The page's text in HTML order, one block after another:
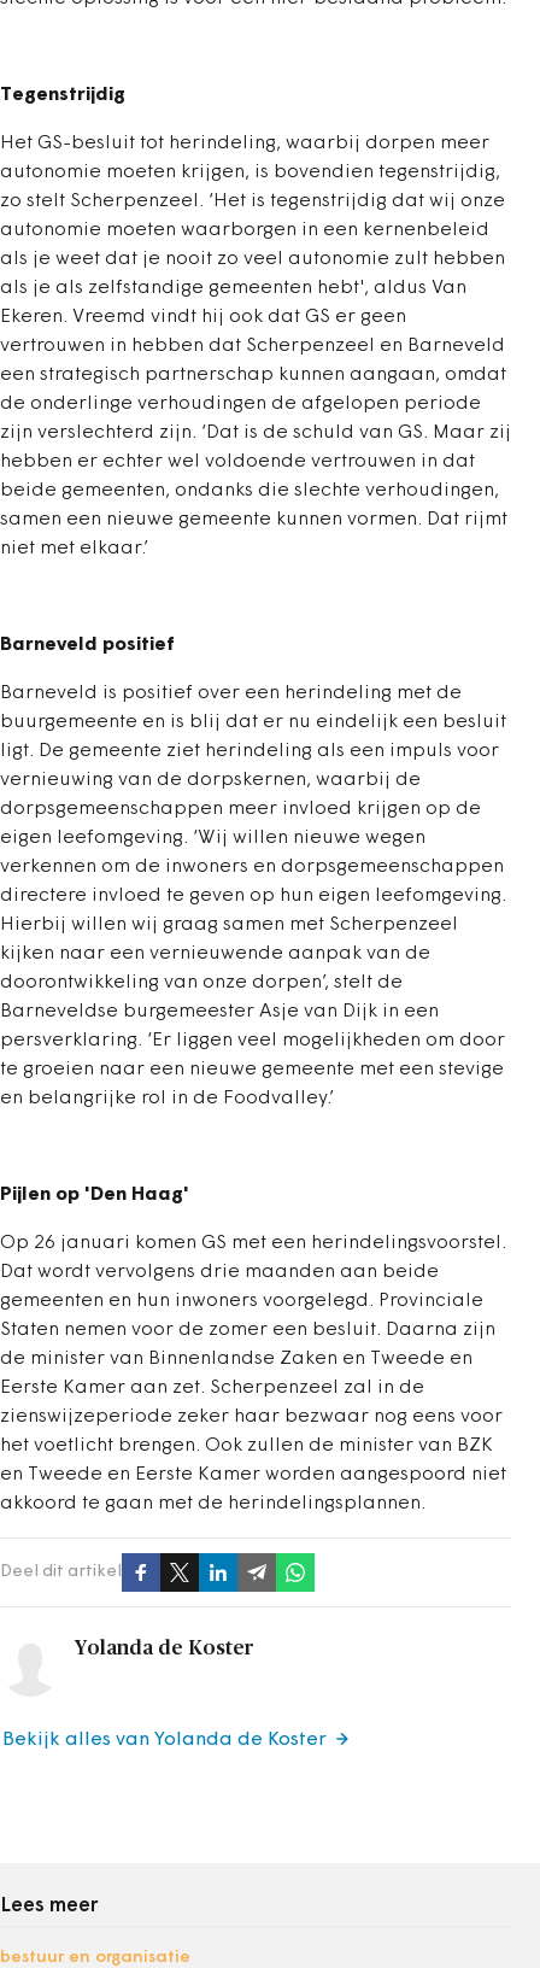
Tegenstrijdig
Het GS-besluit tot herindeling, waarbij dorpen meer
autonomie moeten krijgen, is bovendien tegenstrijdig,
zo stelt Scherpenzeel. ‘Het is tegenstrijdig dat wij onze
autonomie moeten waarborgen in een kernenbeleid
als je weet dat je nooit zo veel autonomie zult hebben
als je als zelfstandige gemeenten hebt', aldus Van
Ekeren. Vreemd vindt hij ook dat GS er geen
vertrouwen in hebben dat Scherpenzeel en Barneveld
een strategisch partnerschap kunnen aangaan, omdat
de onderlinge verhoudingen de afgelopen periode
zijn verslechterd zijn. ‘Dat is de schuld van GS. Maar zij
hebben er echter wel voldoende vertrouwen in dat
beide gemeenten, ondanks die slechte verhoudingen,
samen een nieuwe gemeente kunnen vormen. Dat rijmt
niet met elkaar.’
Barneveld positief
Barneveld is positief over een herindeling met de
buurgemeente en is blij dat er nu eindelijk een besluit
ligt. De gemeente ziet herindeling als een impuls voor
vernieuwing van de dorpskernen, waarbij de
dorpsgemeenschappen meer invloed krijgen op de
eigen leefomgeving. ‘Wij willen nieuwe wegen
verkennen om de inwoners en dorpsgemeenschappen
directere invloed te geven op hun eigen leefomgeving.
Hierbij willen wij graag samen met Scherpenzeel
kijken naar een vernieuwende aanpak van de
doorontwikkeling van onze dorpen’, stelt de
Barneveldse burgemeester Asje van Dijk in een
persverklaring. ‘Er liggen veel mogelijkheden om door
te groeien naar een nieuwe gemeente met een stevige
en belangrijke rol in de Foodvalley.’
Pijlen op 'Den Haag'
Op 26 januari komen GS met een herindelingsvoorstel.
Dat wordt vervolgens drie maanden aan beide
gemeenten en hun inwoners voorgelegd. Provinciale
Staten nemen voor de zomer een besluit. Daarna zijn
de minister van Binnenlandse Zaken en Tweede en
Eerste Kamer aan zet. Scherpenzeel zal in de
zienswijzeperiode zeker haar bezwaar nog eens voor
het voetlicht brengen. Ook zullen de minister van BZK
en Tweede en Eerste Kamer worden aangespoord niet
akkoord te gaan met de herindelingsplannen.
Deel dit artikel
Yolanda de Koster
Bekijk alles van Yolanda de Koster
Lees meer
bestuur en organisatie